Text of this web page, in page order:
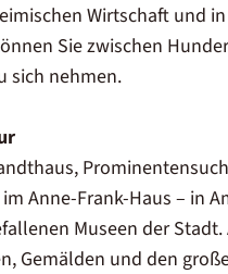
Wirtschaft und
Sie zwischen
sich nehmen.
Anne-Frank-Haus – in
Museen der
Gemälden und den